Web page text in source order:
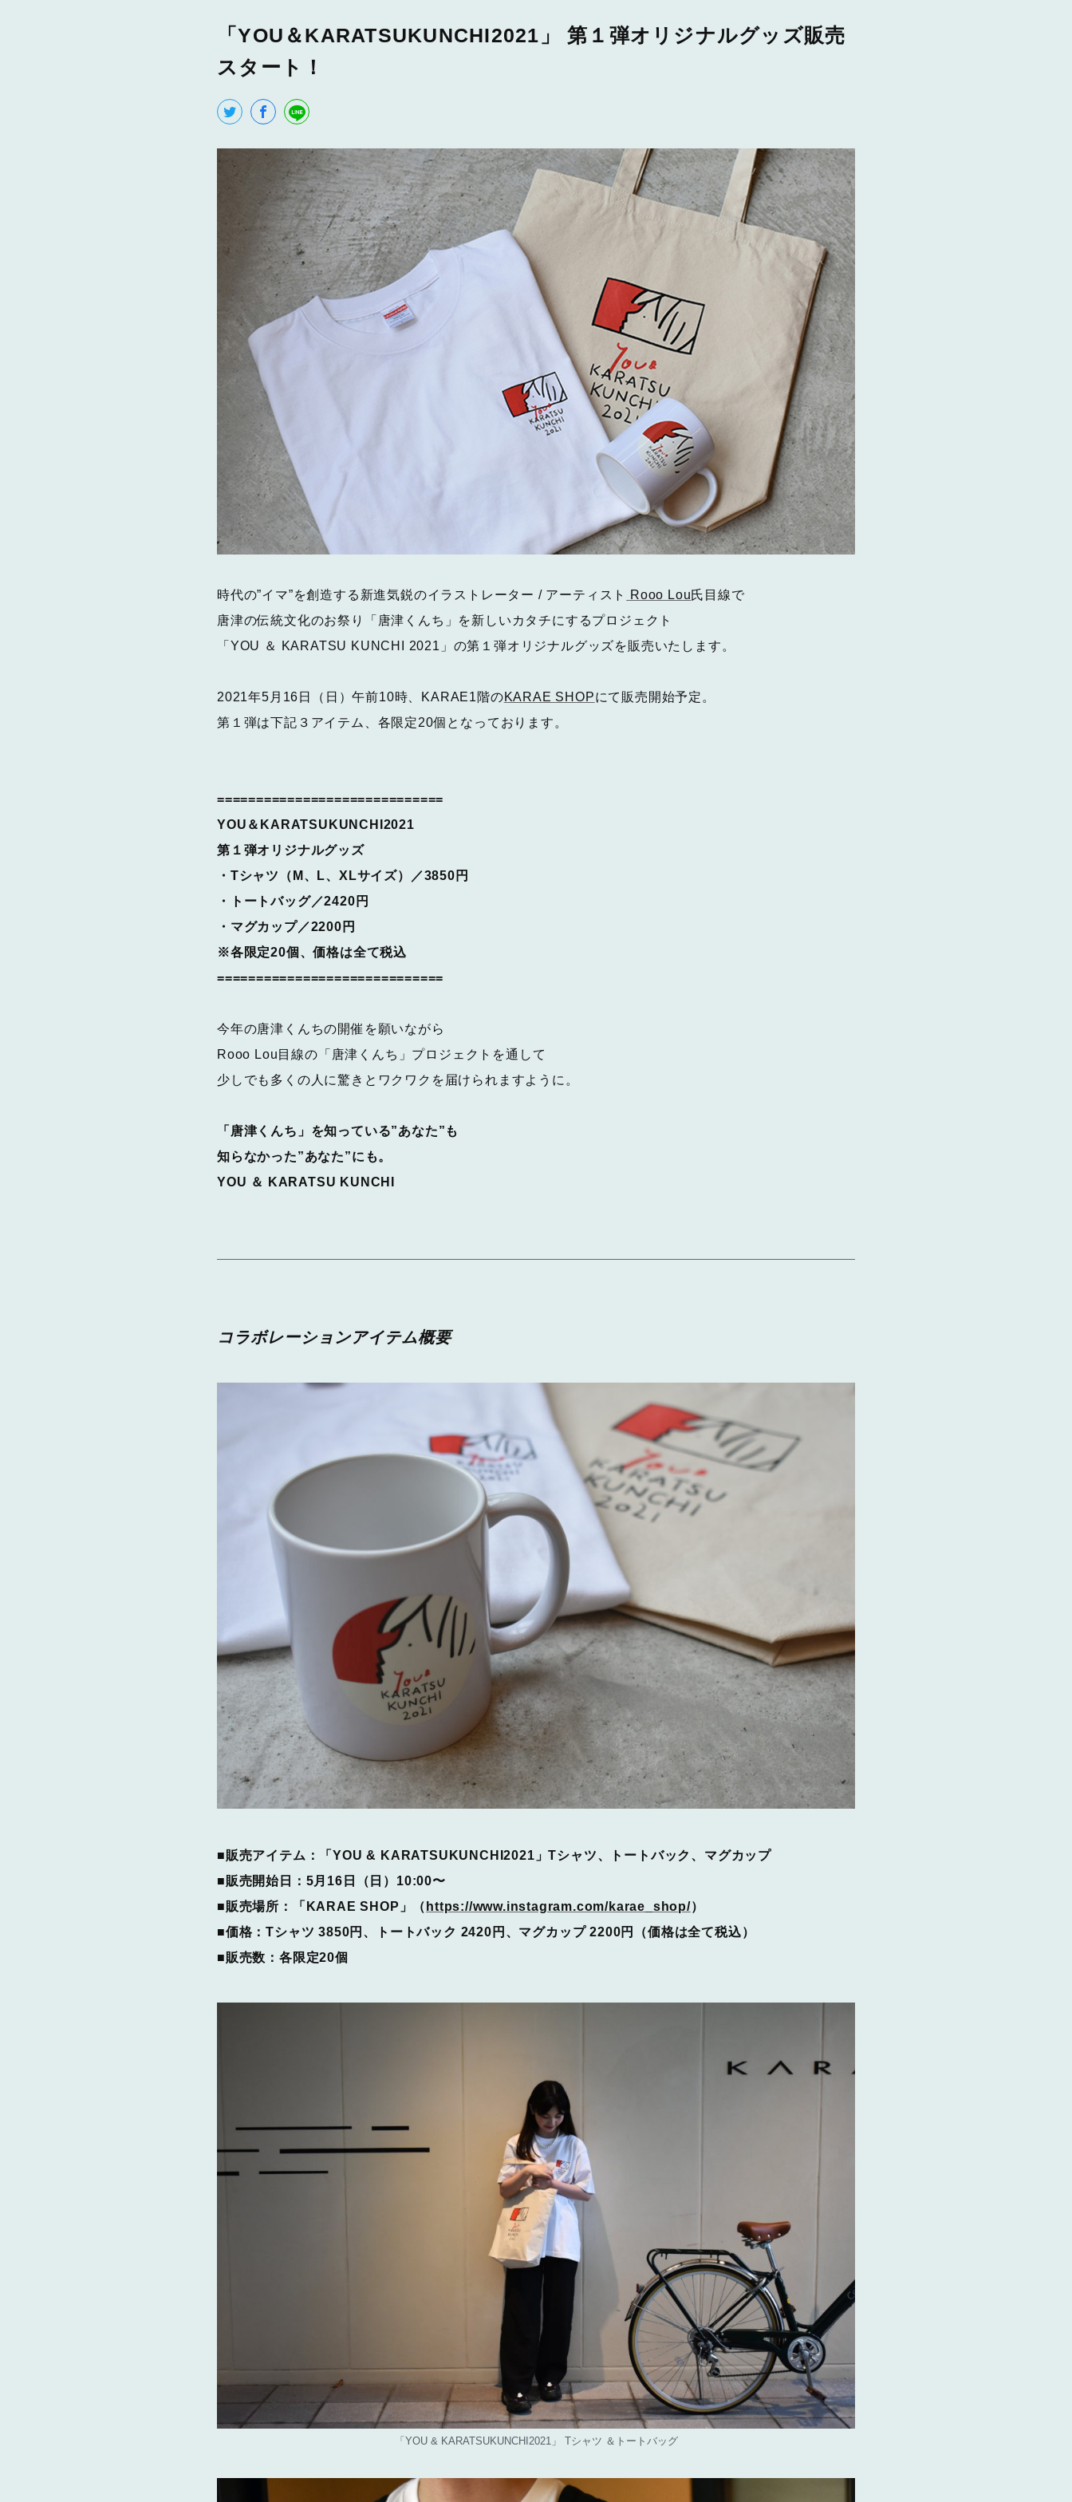
「YOU＆KARATSUKUNCHI202 1」 第１弾オリジナルグッズ販売
スタート！
時代の”イマ”を創造する新進気鋭のイラストレーター / アーティスト Rooo Lou氏目線で
唐津の伝統文化のお祭り「唐津くんち」を新しいカタチにするプロジェクト
「YOU ＆ KARATSU KUNCHI 2021」の第１弾オリジナルグッズを販売いたします。
2021年5月16日（日）午前10時、KARAE1階のKARAE SHOPにて販売開始予定。
第１弾は下記３アイテム、各限定20個となっております。
=============================
YOU＆KARATSUKUNCHI2021
第１弾オリジナルグッズ
・Tシャツ（M、L、XLサイズ）／3850円
・トートバッグ／2420円
・マグカップ／2200円
※各限定20個、価格は全て税込
=============================
今年の唐津くんちの開催を願いながら
Rooo Lou目線の「唐津くんち」プロジェクトを通して
少しでも多くの人に驚きとワクワクを届けられますように。
「唐津くんち」を知っている”あなた”も
知らなかった”あなた”にも。
YOU ＆ KARATSU KUNCHI
コラボレーションアイテム概要
■販売アイテム：「YOU & KARATSUKUNCHI2021」Tシャツ、トートバック、マグカップ
■販売開始日：5月16日（日）10:00〜
■販売場所：「KARAE SHOP」（ https://www.instagram.com/karae_shop/）
■価格：Tシャツ 3850円、トートバック 2420円、マグカップ 2200円（価格は全て税込）
■販売数：各限定20個
「YOU & KARATSUKUNCHI2021」 Tシャツ ＆トートバッグ